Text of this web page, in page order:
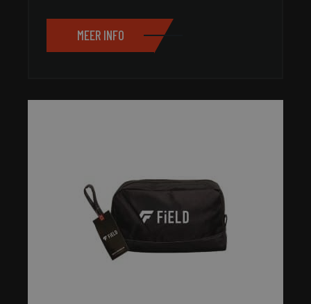
MEER INFO